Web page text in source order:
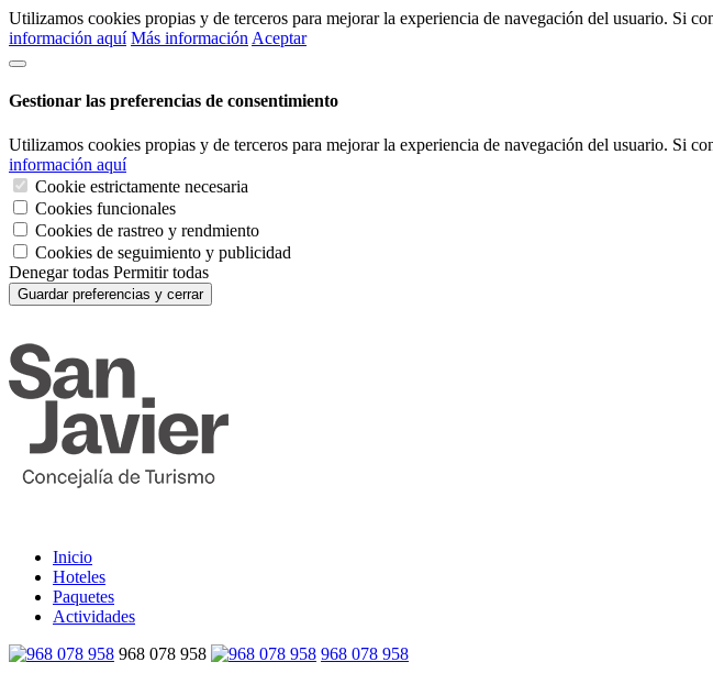
Utilizamos cookies propias y de terceros para mejorar la experiencia de navegación del usuario. Si
información aquí Más información Aceptar
Gestionar las preferencias de consentimiento
Utilizamos cookies propias y de terceros para mejorar la experiencia de navegación del usuario. Si
información aquí
Cookie estrictamente necesaria
Cookies funcionales
Cookies de rastreo y rendmiento
Cookies de seguimiento y publicidad
Denegar todas Permitir todas
Guardar preferencias y cerrar
Inicio
Hoteles
Paquetes
Actividades
968 078 958
968 078 958